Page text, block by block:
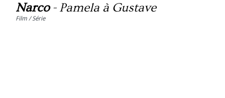
Narco- Pamela à Gustave
Film / Série